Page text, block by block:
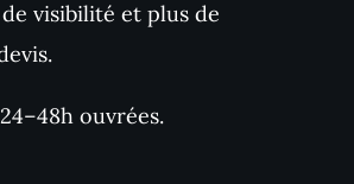
visibilité et plus de
ouvrées.